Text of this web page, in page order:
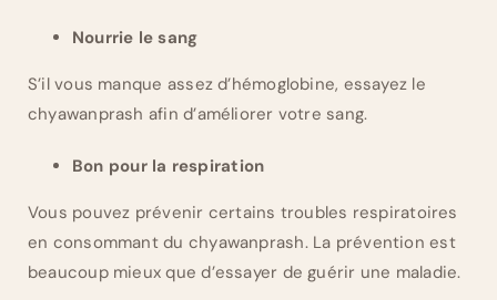
Nourrie le sang
S’il vous manque assez d’hémoglobine, essayez le
chyawanprash afin d’améliorer votre sang.
Bon pour la respiration
Vous pouvez prévenir certains troubles respiratoires
en consommant du chyawanprash. La prévention est
beaucoup mieux que d’essayer de guérir une maladie.